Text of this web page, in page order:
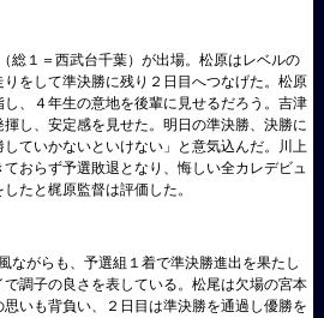
総１＝西武台千葉）が出場。松原はレベルの
をして準決勝に残り２日目へつなげた。松原
、４年生の意地を後輩に見せるだろう。吉津
し、安定感を見せた。明日の準決勝、決勝に
ていかないといけない」と意気込んだ。川上
おらず予選敗退となり、悔しい全カレデビュ
たと梶原監督は評価した。
ながらも、予選組１着で準決勝進出を果たし
調子の良さを表している。松尾は欠場の宮本
いも背負い、２日目は準決勝を通過し優勝を